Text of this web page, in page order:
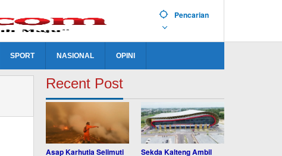
Pencarian
SPORT NASIONAL OPINI
Recent Post
Asap Karhutla Selimuti
Sekda Kalteng Ambil